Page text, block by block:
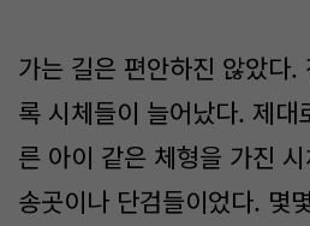
가는 길은 편안하진 않았다.
록 시체들이 늘어났다. 제
른 아이 같은 체형을 가진
송곳이나 단검들이었다. 몇